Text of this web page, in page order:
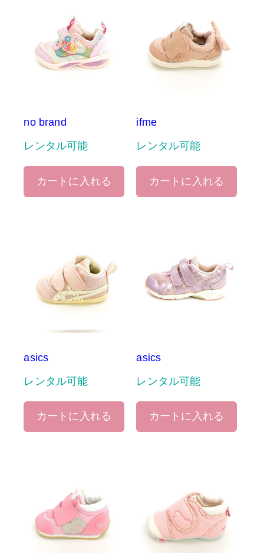
no brand
レンタル可能
カートに入れる
ifme
レンタル可能
カートに入れる
asics
レンタル可能
カートに入れる
asics
レンタル可能
カートに入れる